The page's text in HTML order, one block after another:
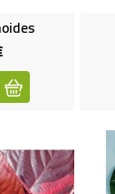
Prix